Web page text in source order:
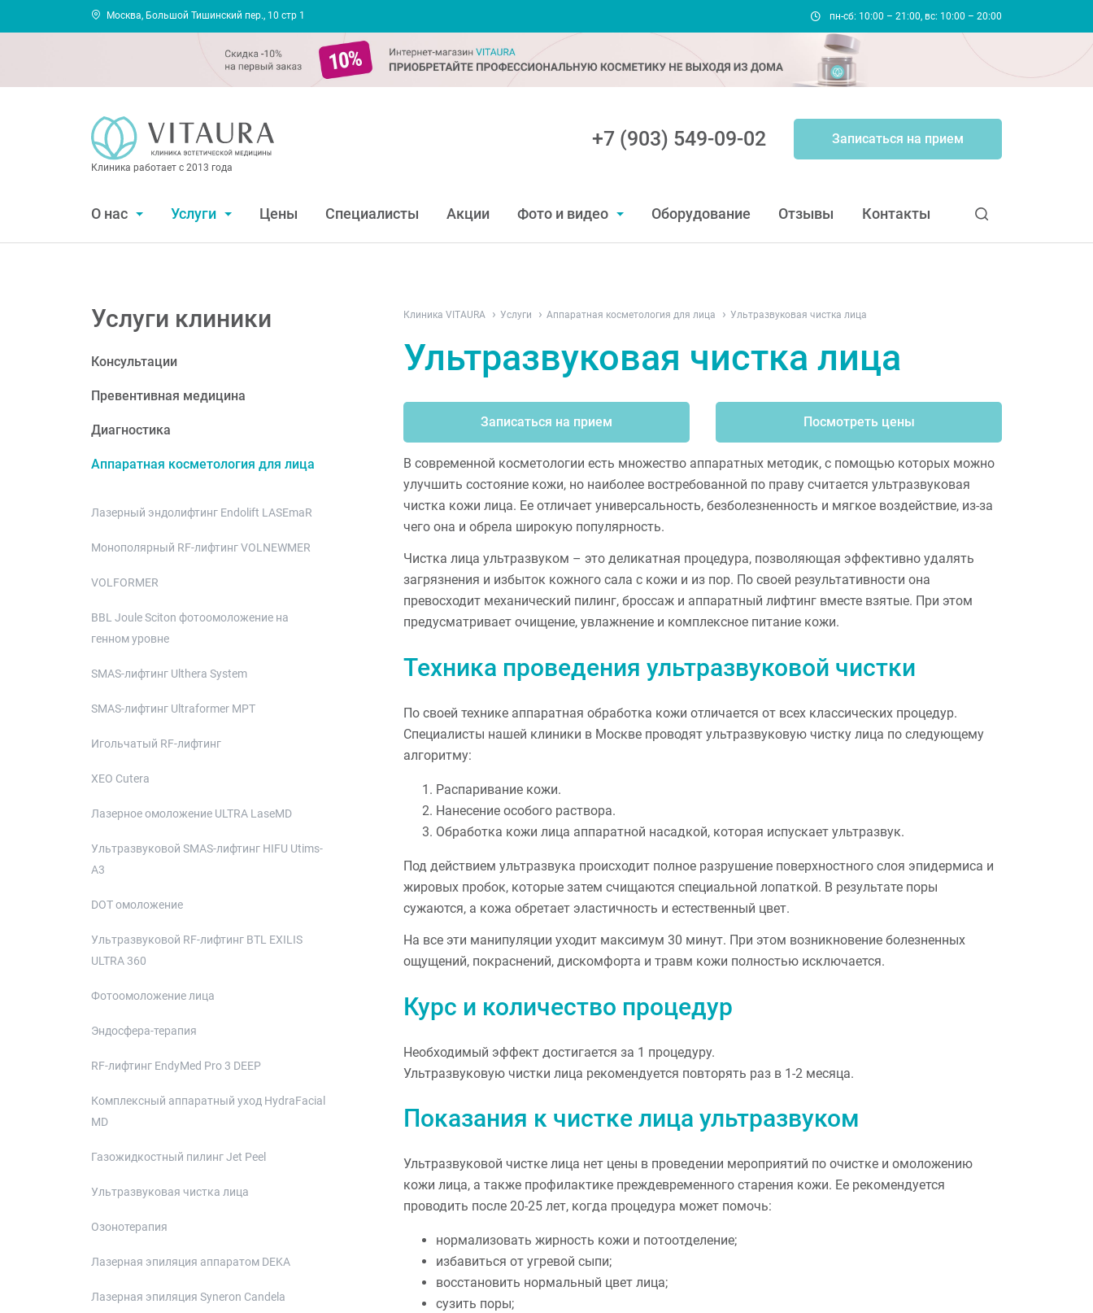
Москва, Большой Тишинский пер., 10 стр 1 пн-сб: 10:00 – 21:00, вс: 10:00 – 20:00
+7 (903) 549-09-02 Записаться на прием
Клиника работает с 2013 года
О нас Услуги Цены Специалисты Акции Фото и видео Оборудование Отзывы Контакты
Клиника VITAURA Услуги Аппаратная косметология для лица Ультразвуковая чистка лица
Ультразвуковая чистка лица
Записаться на прием Посмотреть цены
В современной косметологии есть множество аппаратных методик, с помощью которых можно
улучшить состояние кожи, но наиболее востребованной по праву считается ультразвуковая
чистка кожи лица. Ее отличает универсальность, безболезненность и мягкое воздействие, из-за
чего она и обрела широкую популярность.
Чистка лица ультразвуком – это деликатная процедура, позволяющая эффективно удалять
загрязнения и избыток кожного сала с кожи и из пор. По своей результативности она
превосходит механический пилинг, броссаж и аппаратный лифтинг вместе взятые. При этом
предусматривает очищение, увлажнение и комплексное питание кожи.
Техника проведения ультразвуковой чистки
По своей технике аппаратная обработка кожи отличается от всех классических процедур.
Специалисты нашей клиники в Москве проводят ультразвуковую чистку лица по следующему
алгоритму:
Распаривание кожи.
Нанесение особого раствора.
Обработка кожи лица аппаратной насадкой, которая испускает ультразвук.
Под действием ультразвука происходит полное разрушение поверхностного слоя эпидермиса и
жировых пробок, которые затем счищаются специальной лопаткой. В результате поры
сужаются, а кожа обретает эластичность и естественный цвет.
На все эти манипуляции уходит максимум 30 минут. При этом возникновение болезненных
ощущений, покраснений, дискомфорта и травм кожи полностью исключается.
Курс и количество процедур
Необходимый эффект достигается за 1 процедуру.
Ультразвуковую чистки лица рекомендуется повторять раз в 1-2 месяца.
Показания к чистке лица ультразвуком
Ультразвуковой чистке лица нет цены в проведении мероприятий по очистке и омоложению
кожи лица, а также профилактике преждевременного старения кожи. Ее рекомендуется
проводить после 20-25 лет, когда процедура может помочь:
нормализовать жирность кожи и потоотделение;
избавиться от угревой сыпи;
восстановить нормальный цвет лица;
сузить поры;
Услуги клиники
Консультации
Превентивная медицина
Диагностика
Аппаратная косметология для лица
Лазерный эндолифтинг Endolift LASEmaR
Монополярный RF-лифтинг VOLNEWMER
VOLFORMER
BBL Joule Sciton фотоомоложение на
генном уровне
SMAS-лифтинг Ulthera System
SMAS-лифтинг Ultraformer MPT
Игольчатый RF-лифтинг
XEO Cutera
Лазерное омоложение ULTRA LaseMD
Ультразвуковой SMAS-лифтинг HIFU Utims-
A3
DOT омоложение
Ультразвуковой RF-лифтинг BTL EXILIS
ULTRA 360
Фотоомоложение лица
Эндосфера-терапия
RF-лифтинг EndyMed Pro 3 DEEP
Комплексный аппаратный уход HydraFacial
MD
Газожидкостный пилинг Jet Peel
Ультразвуковая чистка лица
Озонотерапия
Лазерная эпиляция аппаратом DEKA
Лазерная эпиляция Syneron Candela